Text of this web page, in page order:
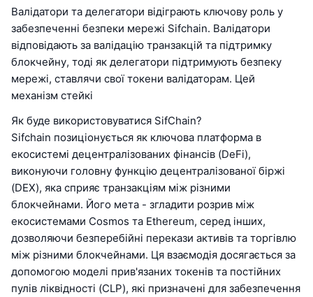
Валідатори та делегатори відіграють ключову роль у
забезпеченні безпеки мережі Sifchain. Валідатори
відповідають за валідацію транзакцій та підтримку
блокчейну, тоді як делегатори підтримують безпеку
мережі, ставлячи свої токени валідаторам. Цей
механізм стейкі
Як буде використовуватися SifChain?
Sifchain позиціонується як ключова платформа в
екосистемі децентралізованих фінансів (DeFi),
виконуючи головну функцію децентралізованої біржі
(DEX), яка сприяє транзакціям між різними
блокчейнами. Його мета - згладити розрив між
екосистемами Cosmos та Ethereum, серед інших,
дозволяючи безперебійні перекази активів та торгівлю
між різними блокчейнами. Ця взаємодія досягається за
допомогою моделі прив'язаних токенів та постійних
пулів ліквідності (CLP), які призначені для забезпечення